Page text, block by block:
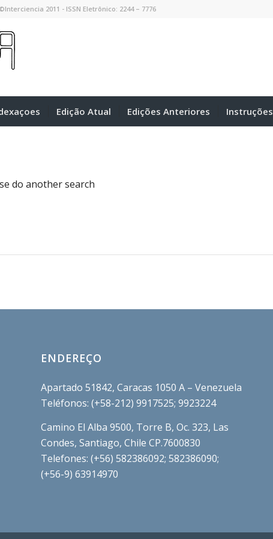
2011 - ISSN Eletrônico: 2244 – 7776
Edição Atual Edições Anteriores Instruções
do another search
ENDEREÇO
Apartado 51842, Caracas 1050 A – Venezuela
Teléfonos: (+58-212) 9917525; 9923224
Camino El Alba 9500, Torre B, Oc. 323, Las
Condes, Santiago, Chile CP.7600830
Telefones: (+56) 582386092; 582386090;
(+56-9) 63914970